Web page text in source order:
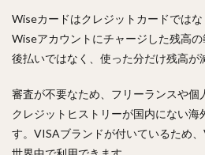
Wiseカードはクレジットカードではな
Wiseアカウントにチャージした残高
後払いではなく、使った分だけ残高が
審査が不要なため、フリーランスや個
クレジットヒストリーが国内にない海
す。VISAブランドが付いているため